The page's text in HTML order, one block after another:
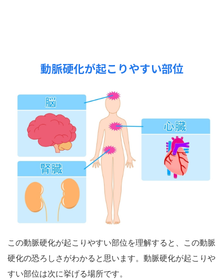
動脈硬化が起こりやすい部位
この動脈硬化が起こりやすい部位を理解すると、この動脈
硬化の恐ろしさがわかると思います。動脈硬化が起こりや
すい部位は次に挙げる場所です。